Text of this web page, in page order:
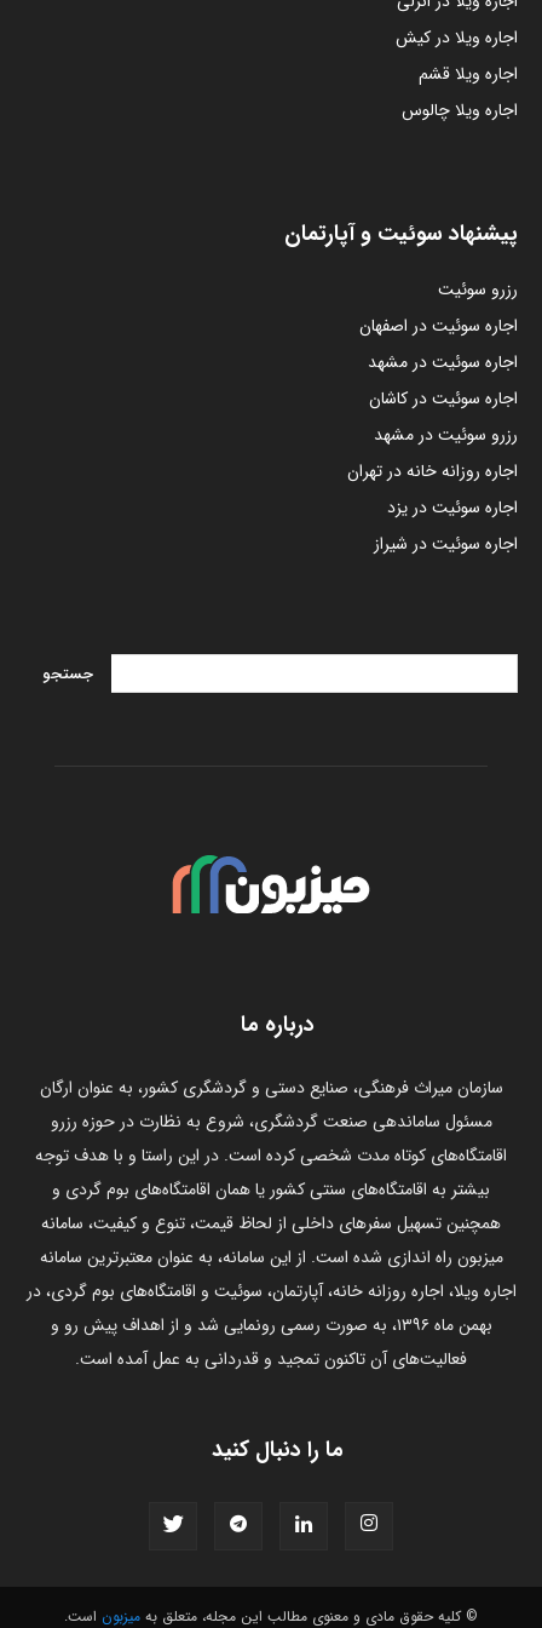
اجاره ویلا در کیش
اجاره ویلا قشم
اجاره ویلا چالوس
پیشنهاد سوئیت و آپارتمان
رزرو سوئیت
اجاره سوئیت در اصفهان
اجاره سوئیت در مشهد
اجاره سوئیت در کاشان
رزرو سوئیت در مشهد
اجاره روزانه خانه در تهران
اجاره سوئیت در یزد
اجاره سوئیت در شیراز
درباره ما
سازمان میراث فرهنگی، صنایع دستی و گردشگری کشور، به عنوان ارگان
مسئول ساماندهی صنعت گردشگری، شروع به نظارت در حوزه رزرو
اقامتگاه‌های کوتاه مدت شخصی کرده است. در این راستا و با هدف توجه
بیشتر به اقامتگاه‌های سنتی کشور یا همان اقامتگاه‌های بوم گردی و
همچنین تسهیل سفرهای داخلی از لحاظ قیمت، تنوع و کیفیت، سامانه
میزبون راه اندازی شده است. از این سامانه، به عنوان معتبرترین سامانه
اجاره ویلا، اجاره روزانه خانه، آپارتمان، سوئیت و اقامتگاه‌های بوم گردی، در
بهمن ماه ۱۳۹۶، به صورت رسمی رونمایی شد و از اهداف پیش رو و
فعالیت‌های آن تاکنون تمجید و قدردانی به عمل آمده است.
ما را دنبال کنید
© کلیه حقوق مادی و معنوی مطالب این مجله، متعلق به میزبون است.